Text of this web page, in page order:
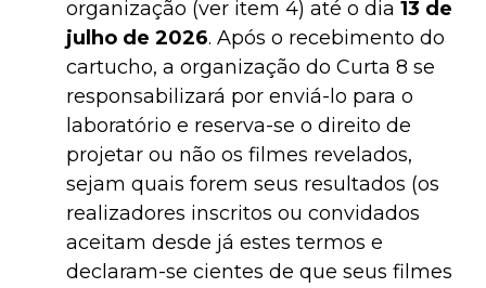
organização (ver item 4) até o dia 13 de
julho de 2026. Após o recebimento do
cartucho, a organização do Curta 8 se
responsabilizará por enviá-lo para o
laboratório e reserva-se o direito de
projetar ou não os filmes revelados,
sejam quais forem seus resultados (os
realizadores inscritos ou convidados
aceitam desde já estes termos e
declaram-se cientes de que seus filmes